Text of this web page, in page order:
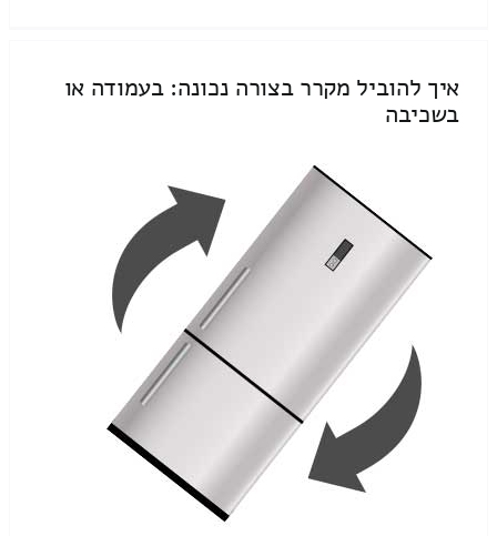
איך להוביל מקרר בצורה נכונה: בעמודה או
בשכיבה